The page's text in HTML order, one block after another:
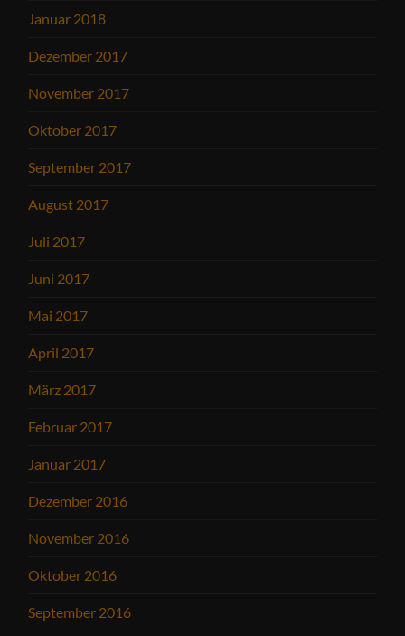
Januar 2018
Dezember 2017
November 2017
Oktober 2017
September 2017
August 2017
Juli 2017
Juni 2017
Mai 2017
April 2017
März 2017
Februar 2017
Januar 2017
Dezember 2016
November 2016
Oktober 2016
September 2016